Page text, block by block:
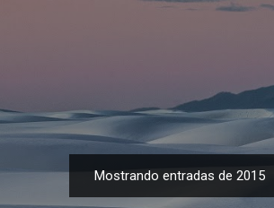
Mostrando entradas de 2015